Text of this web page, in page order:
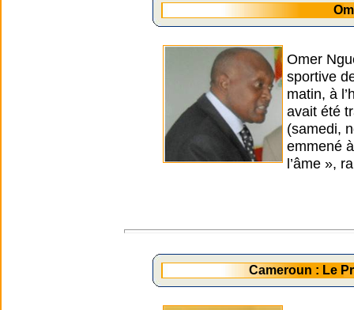
Omer
sportive
matin, à
avait été
(samedi,
emmené
l’âme »,
Cameroun : Le